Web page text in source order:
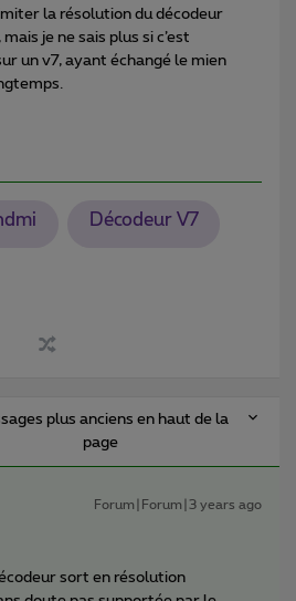
la résolution du décodeur
je ne sais plus si c’est
un v7, ayant échangé le mien
Décodeur V7
plus anciens en haut de la
page
Forum|Forum|3 years ago
sort en résolution